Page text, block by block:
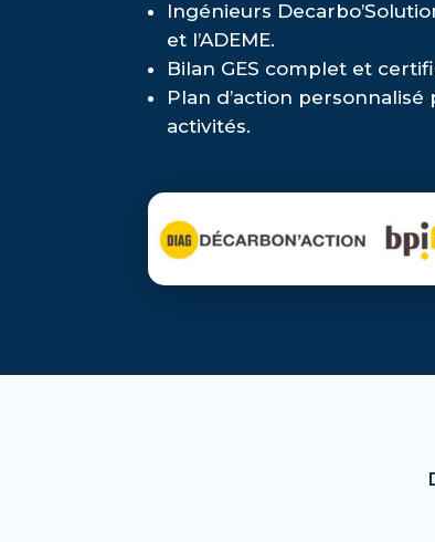
Ingénieurs
et l’ADEME.
Bilan GES complet et
Plan d’action
activités.